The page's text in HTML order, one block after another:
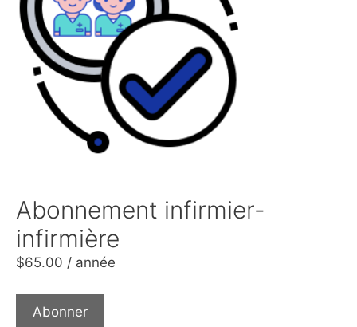
Abonnement infirmier-
infirmière
$65.00 / année
Abonner